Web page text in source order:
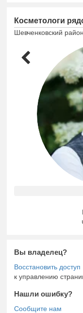
Косметологи
Шевченковский
Вы владелец?
к управлению
Нашли ошибку?